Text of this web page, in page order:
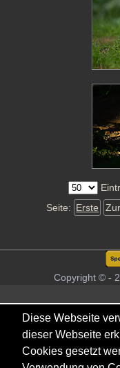
Seite: Erste
Copyright © -
Diese Webseite
dieser Webseite
Cookies gesetzt